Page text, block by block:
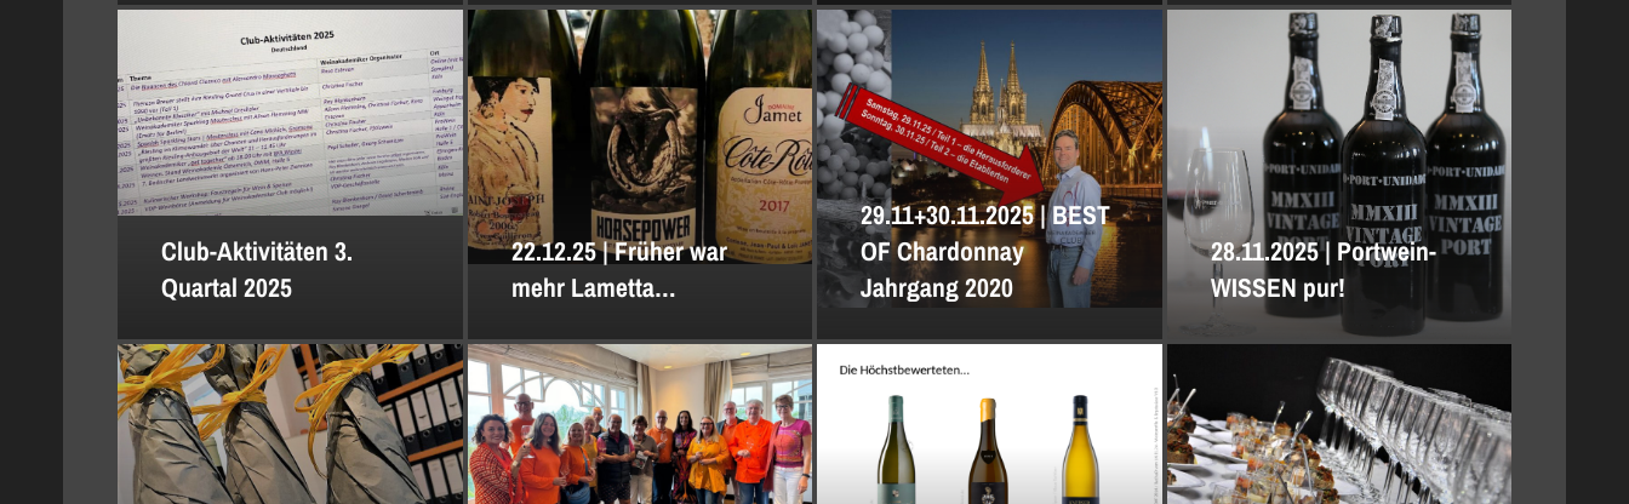
Club-Aktivitäten 3.
Quartal 2025
22.12.25 | Früher war
mehr Lametta…
29.11+30.11.2025 | BEST
OF Chardonnay
Jahrgang 2020
28.11.2025 | Portwein-
WISSEN pur!